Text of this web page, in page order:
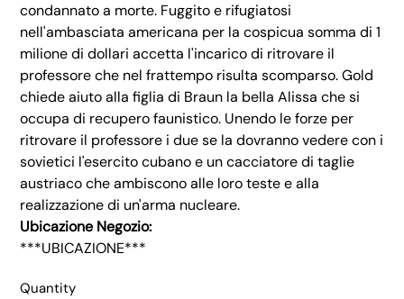
condannato a morte. Fuggito e rifugiatosi
nell'ambasciata americana per la cospicua somma di 1
milione di dollari accetta l'incarico di ritrovare il
professore che nel frattempo risulta scomparso. Gold
chiede aiuto alla figlia di Braun la bella Alissa che si
occupa di recupero faunistico. Unendo le forze per
ritrovare il professore i due se la dovranno vedere con i
sovietici l'esercito cubano e un cacciatore di taglie
austriaco che ambiscono alle loro teste e alla
realizzazione di un'arma nucleare.
Ubicazione Negozio:
***UBICAZIONE***
Quantity